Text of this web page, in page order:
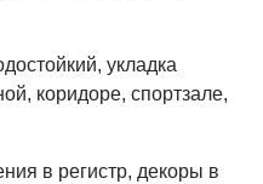
укладка
коридоре, спортзале,
в регистр, декоры в